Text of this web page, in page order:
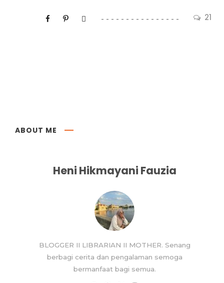
21
ABOUT ME
Heni Hikmayani Fauzia
BLOGGER II LIBRARIAN II MOTHER. Senang
berbagi cerita dan pengalaman semoga
bermanfaat bagi semua.